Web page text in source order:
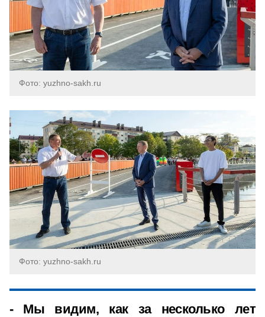
Фото: yuzhno-sakh.ru
Фото: yuzhno-sakh.ru
- Мы видим, как за несколько лет